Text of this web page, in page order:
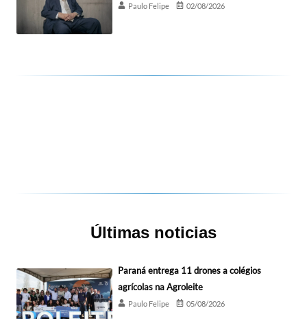
Paulo Felipe 02/08/2026
Últimas noticias
Paraná entrega 11 drones a colégios
agrícolas na Agroleite
Paulo Felipe 05/08/2026